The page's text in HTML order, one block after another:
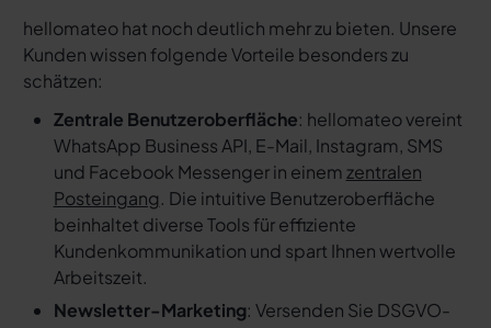
hellomateo hat noch deutlich mehr zu bieten. Unsere
Kunden wissen folgende Vorteile besonders zu
schätzen:
Zentrale Benutzeroberfläche: hellomateo vereint
WhatsApp Business API, E-Mail, Instagram, SMS
und Facebook Messenger in einem zentralen
Posteingang. Die intuitive Benutzeroberfläche
beinhaltet diverse Tools für effiziente
Kundenkommunikation und spart Ihnen wertvolle
Arbeitszeit.
Newsletter-Marketing: Versenden Sie DSGVO-